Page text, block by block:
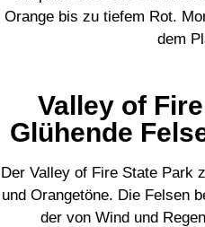
Orange bis zu tiefem Rot.
dem
Valley of
Glühende
Der Valley of Fire State Park
und Orangetöne. Die Felsen
der von Wind und